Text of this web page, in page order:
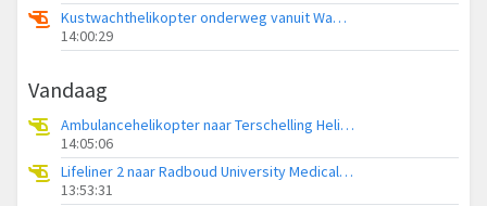
Kustwachthelikopter onderweg vanuit Waddenzee
14:00:29
Vandaag
Ambulancehelikopter naar Terschelling Heliport
14:05:06
Lifeliner 2 naar Radboud University Medical Center Heliport
13:53:31